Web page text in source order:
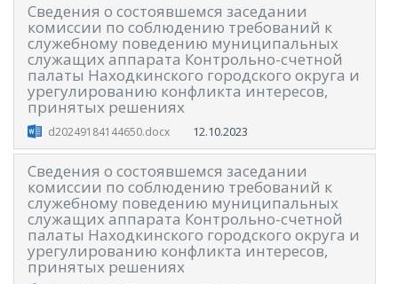
Сведения о состоявшемся заседании
комиссии по соблюдению требований к
служебному поведению муниципальных
служащих аппарата Контрольно-счетной
палаты Находкинского городского округа и
урегулированию конфликта интересов,
принятых решениях
d20249184144650.docx 12.10.2023
Сведения о состоявшемся заседании
комиссии по соблюдению требований к
служебному поведению муниципальных
служащих аппарата Контрольно-счетной
палаты Находкинского городского округа и
урегулированию конфликта интересов,
принятых решениях